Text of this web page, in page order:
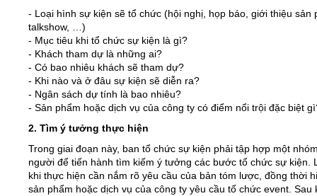
- Loại hình sự kiện sẽ tổ chức (hội nghị, họp báo, giới thiệu sản
talkshow, …)
- Mục tiêu khi tổ chức sự kiện là gì?
- Khách tham dự là những ai?
- Có bao nhiêu khách sẽ tham dự?
- Khi nào và ở đâu sự kiện sẽ diễn ra?
- Ngân sách dự tính là bao nhiêu?
- Sản phẩm hoặc dịch vụ của công ty có điểm nổi trội đặc biệt
2. Tìm ý tưởng thực hiện
Trong giai đoạn này, ban tổ chức sự kiện phải tập hợp một
người để tiến hành tìm kiếm ý tưởng các bước tổ chức sự kiện.
khi thực hiện cần nắm rõ yêu cầu của bản tóm lược, đồng thời
sản phẩm hoặc dịch vụ của công ty yêu cầu tổ chức event. Sau